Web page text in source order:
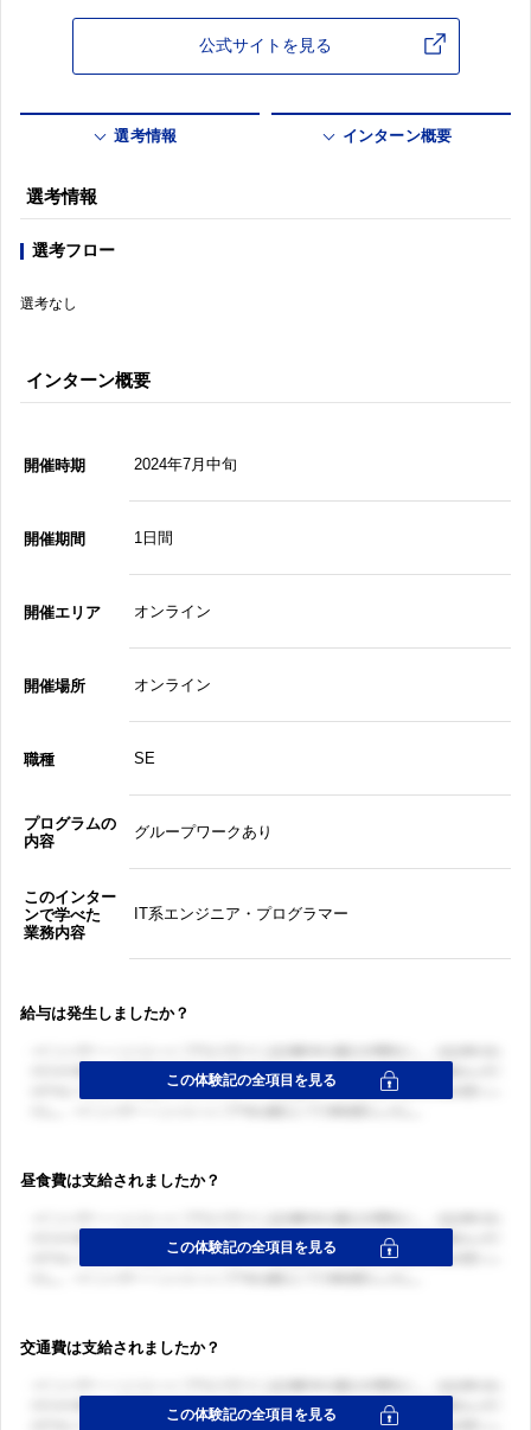
公式サイトを見る
選考情報 インターン概要
選考情報
選考フロー
選考なし
インターン概要
開催時期 2024年7月中旬
開催期間 1日間
開催エリア オンライン
開催場所 オンライン
職種 SE
プログラムの
内容
グループワークあり
このインター
ンで学べた
業務内容
IT系エンジニア・プログラマー
給与は発生しましたか？
昼食費は支給されましたか？
交通費は支給されましたか？